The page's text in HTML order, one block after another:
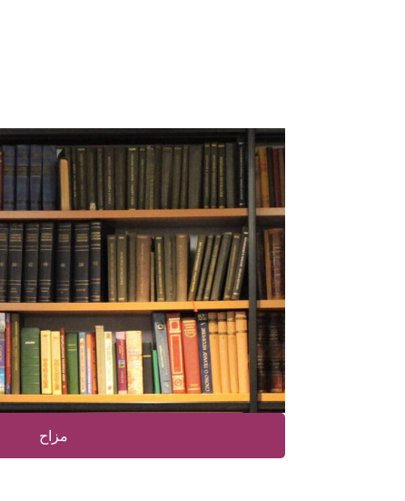
مزاح